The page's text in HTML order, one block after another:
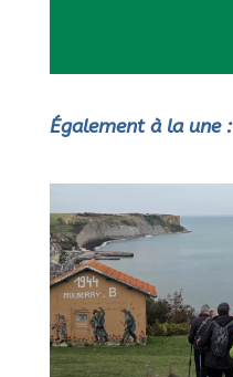
Également à la une :